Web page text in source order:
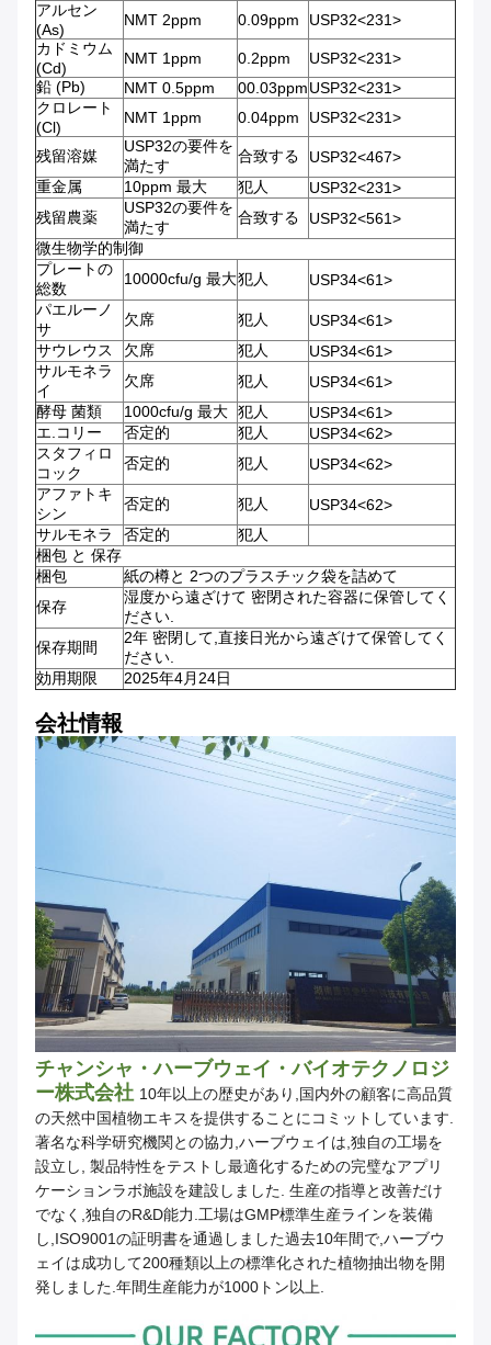
アルセン
(As)
NMT 2ppm 0.09ppm
USP32<231>
カドミウム
(Cd)
NMT 1ppm 0.2ppm
USP32<231>
鉛 (Pb)
NMT 0.5ppm 00.03ppmUSP32<231>
クロレート
(Cl)
NMT 1ppm 0.04ppm USP32<231>
残留溶媒
USP32の要件を
満たす
合致する
USP32<467>
重金属
10ppm 最大 犯人
USP32<231>
残留農薬
USP32の要件を
満たす
合致する
USP32<561>
微生物学的制御
プレートの
総数
10000cfu/g 最大犯人
USP34<61>
パエルーノ
サ
欠席 犯人
USP34<61>
サウレウス
欠席 犯人
USP34<61>
サルモネラ
イ
欠席 犯人
USP34<61>
酵母 菌類
1000cfu/g 最大 犯人
USP34<61>
エ.コリー
否定的 犯人
USP34<62>
スタフィロ
コック
否定的 犯人
USP34<62>
アファトキ
シン
否定的 犯人
USP34<62>
サルモネラ
否定的
犯人
梱包 と 保存
梱包
紙の樽と 2つのプラスチック袋を詰めて
保存
湿度から遠ざけて 密閉された容器に保管してく
ださい.
保存期間
2年 密閉して,直接日光から遠ざけて保管してく
ださい.
効用期限
2025年4月24日
会社情報
チャンシャ・ハーブウェイ・バイオテクノロジ
ー株式会社 10年以上の歴史があり,国内外の顧客に高品質
の天然中国植物エキスを提供することにコミットしています.
著名な科学研究機関との協力,ハーブウェイは,独自の工場を
設立し, 製品特性をテストし最適化するための完璧なアプリ
ケーションラボ施設を建設しました. 生産の指導と改善だけ
でなく,独自のR&D能力.工場はGMP標準生産ラインを装備
し,ISO9001の証明書を通過しました過去10年間で,ハーブウ
ェイは成功して200種類以上の標準化された植物抽出物を開
発しました.年間生産能力が1000トン以上.